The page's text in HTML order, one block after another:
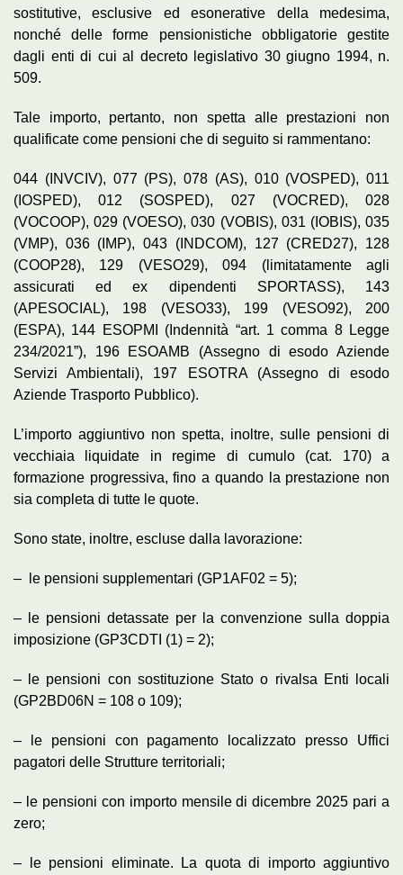
sostitutive, esclusive ed esonerative della medesima,
nonché delle forme pensionistiche obbligatorie gestite
dagli enti di cui al decreto legislativo 30 giugno 1994, n.
509.
Tale importo, pertanto, non spetta alle prestazioni non
qualificate come pensioni che di seguito si rammentano:
044 (INVCIV), 077 (PS), 078 (AS), 010 (VOSPED), 011
(IOSPED), 012 (SOSPED), 027 (VOCRED), 028
(VOCOOP), 029 (VOESO), 030 (VOBIS), 031 (IOBIS), 035
(VMP), 036 (IMP), 043 (INDCOM), 127 (CRED27), 128
(COOP28), 129 (VESO29), 094 (limitatamente agli
assicurati ed ex dipendenti SPORTASS), 143
(APESOCIAL), 198 (VESO33), 199 (VESO92), 200
(ESPA), 144 ESOPMI (Indennità “art. 1 comma 8 Legge
234/2021”), 196 ESOAMB (Assegno di esodo Aziende
Servizi Ambientali), 197 ESOTRA (Assegno di esodo
Aziende Trasporto Pubblico).
L’importo aggiuntivo non spetta, inoltre, sulle pensioni di
vecchiaia liquidate in regime di cumulo (cat. 170) a
formazione progressiva, fino a quando la prestazione non
sia completa di tutte le quote.
Sono state, inoltre, escluse dalla lavorazione:
– le pensioni supplementari (GP1AF02 = 5);
– le pensioni detassate per la convenzione sulla doppia
imposizione (GP3CDTI (1) = 2);
– le pensioni con sostituzione Stato o rivalsa Enti locali
(GP2BD06N = 108 o 109);
– le pensioni con pagamento localizzato presso Uffici
pagatori delle Strutture territoriali;
– le pensioni con importo mensile di dicembre 2025 pari a
zero;
– le pensioni eliminate. La quota di importo aggiuntivo